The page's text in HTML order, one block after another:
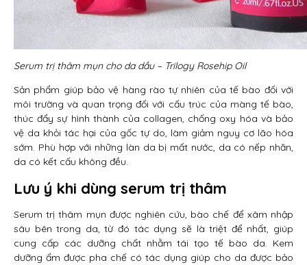
Serum trị thâm mụn cho da dầu – Trilogy Rosehip Oil
Sản phẩm giúp bảo vệ hàng rào tự nhiên của tế bào đối với
môi trường và quan trọng đối với cấu trúc của màng tế bào,
thúc đẩy sự hình thành của collagen, chống oxy hóa và bảo
vệ da khỏi tác hại của gốc tự do, làm giảm nguy cơ lão hóa
sớm. Phù hợp với những làn da bị mất nước, da có nếp nhăn,
da có kết cấu không đều.
Lưu ý khi dùng serum trị thâm
Serum trị thâm mụn được nghiên cứu, bào chế để xâm nhập
sâu bên trong da, từ đó tác dụng sẽ là triệt để nhất, giúp
cung cấp các dưỡng chất nhằm tái tạo tế bào da. Kem
dưỡng ẩm được pha chế có tác dụng giúp cho da được bảo